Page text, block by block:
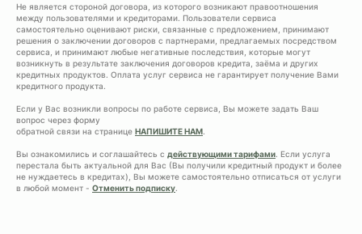
Не является стороной договора, из которого возникают правоотношения
между пользователями и кредиторами. Пользователи сервиса
самостоятельно оценивают риски, связанные с предложением, принимают
решения о заключении договоров с партнерами, предлагаемых посредством
сервиса, и принимают любые негативные последствия, которые могут
возникнуть в результате заключения договоров кредита, заёма и других
кредитных продуктов. Оплата услуг сервиса не гарантирует получение Вами
кредитного продукта.
Если у Вас возникли вопросы по работе сервиса, Вы можете задать Ваш
вопрос через форму
обратной связи на странице НАПИШИТЕ НАМ.
Вы ознакомились и соглашайтесь с действующими тарифами. Если услуга
перестала быть актуальной для Вас (Вы получили кредитный продукт и более
не нуждаетесь в кредитах), Вы можете самостоятельно отписаться от услуги
в любой момент - Отменить подписку.